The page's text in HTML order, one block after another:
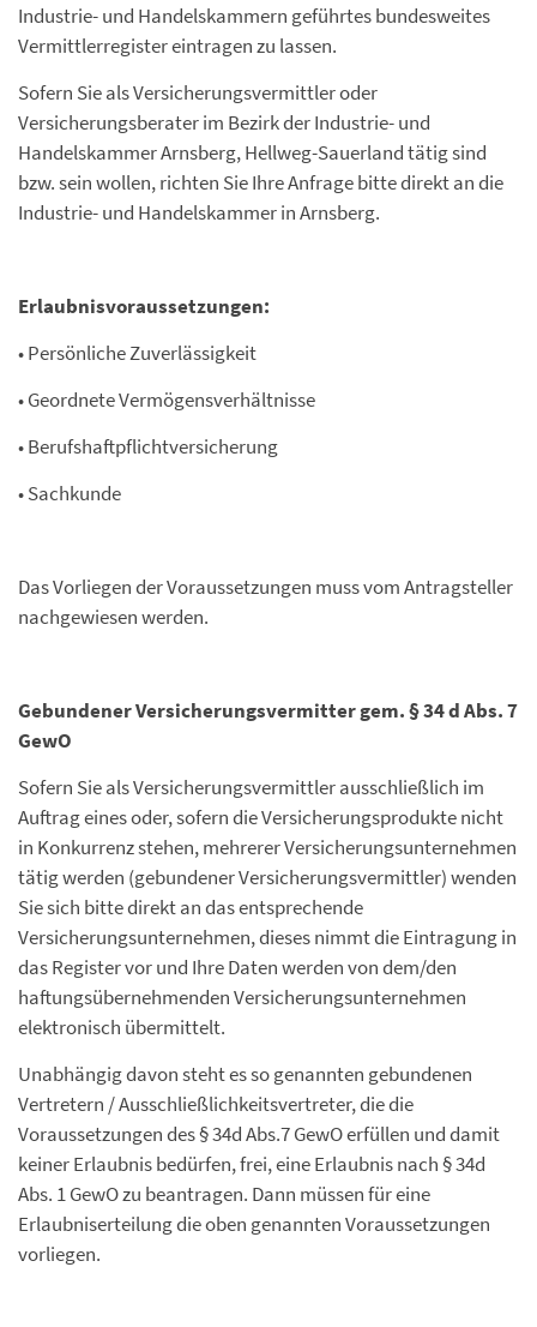
Industrie- und Handelskammern geführtes bundesweites
Vermittlerregister eintragen zu lassen.
Sofern Sie als Versicherungsvermittler oder
Versicherungsberater im Bezirk der Industrie- und
Handelskammer Arnsberg, Hellweg-Sauerland tätig sind
bzw. sein wollen, richten Sie Ihre Anfrage bitte direkt an die
Industrie- und Handelskammer in Arnsberg.
Erlaubnisvoraussetzungen:
• Persönliche Zuverlässigkeit
• Geordnete Vermögensverhältnisse
• Berufshaftpflichtversicherung
• Sachkunde
Das Vorliegen der Voraussetzungen muss vom Antragsteller
nachgewiesen werden.
Gebundener Versicherungsvermitter gem. § 34 d Abs. 7
GewO
Sofern Sie als Versicherungsvermittler ausschließlich im
Auftrag eines oder, sofern die Versicherungsprodukte nicht
in Konkurrenz stehen, mehrerer Versicherungsunternehmen
tätig werden (gebundener Versicherungsvermittler) wenden
Sie sich bitte direkt an das entsprechende
Versicherungsunternehmen, dieses nimmt die Eintragung in
das Register vor und Ihre Daten werden von dem/den
haftungsübernehmenden Versicherungsunternehmen
elektronisch übermittelt.
Unabhängig davon steht es so genannten gebundenen
Vertretern / Ausschließlichkeitsvertreter, die die
Voraussetzungen des § 34d Abs.7 GewO erfüllen und damit
keiner Erlaubnis bedürfen, frei, eine Erlaubnis nach § 34d
Abs. 1 GewO zu beantragen. Dann müssen für eine
Erlaubniserteilung die oben genannten Voraussetzungen
vorliegen.